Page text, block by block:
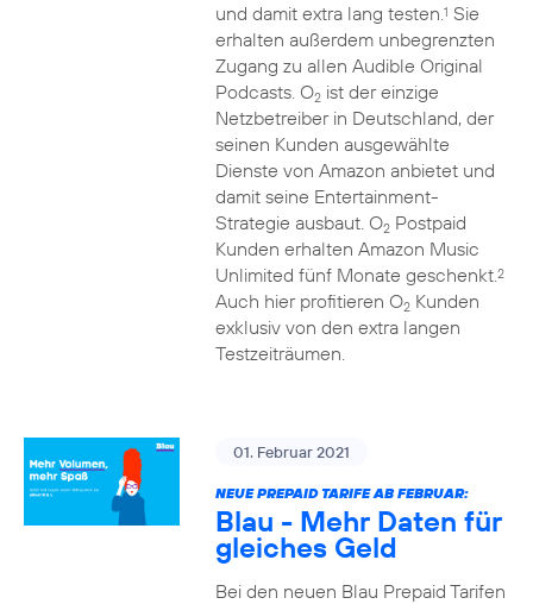
und damit extra lang testen.1 Sie
erhalten außerdem unbegrenzten
Zugang zu allen Audible Original
Podcasts. O2ist der einzige
Netzbetreiber in Deutschland, der
seinen Kunden ausgewählte
Dienste von Amazon anbietet und
damit seine Entertainment-
Strategie ausbaut. O2Postpaid
Kunden erhalten Amazon Music
Unlimited fünf Monate geschenkt.2
Auch hier profitieren O2Kunden
exklusiv von den extra langen
Testzeiträumen.
01. Februar 2021
NEUE PREPAID TARIFE AB FEBRUAR:
Blau - Mehr Daten für
gleiches Geld
Bei den neuen Blau Prepaid Tarifen